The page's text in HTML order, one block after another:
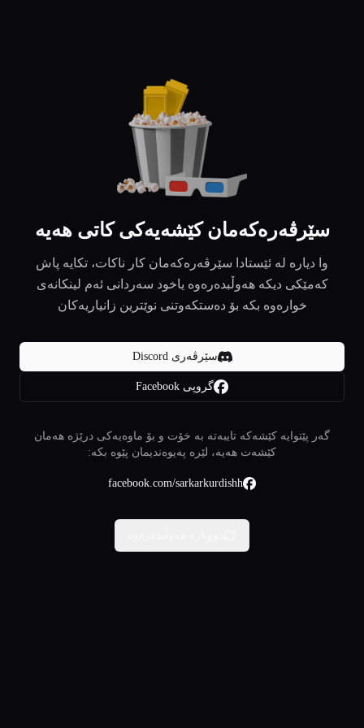
سێرڤەرەکەمان کێشەیەکی کاتی هەیە
وا دیارە لە ئێستادا سێرڤەرەکەمان کار ناکات، تکایە پاش
کەمێکی دیکە هەوڵبدەرەوە یاخود سەردانی ئەم لینکانەی
خوارەوە بکە بۆ دەستکەوتنی نوێترین زانیاریەکان
سێرڤەری Discord
گروپی Facebook
گەر پێتوایە کێشەکە تایبەتە بە خۆت و بۆ ماوەیەکی درێژە هەمان
کێشەت هەیە، لێرە پەیوەندیمان پێوە بکە:
facebook.com/sarkarkurdishh